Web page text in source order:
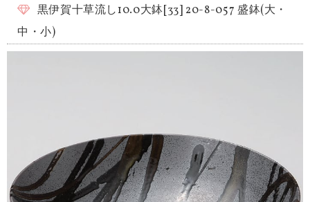
黒伊賀十草流し10.0大鉢[33] 20-8-057 盛鉢(大・
中・小)